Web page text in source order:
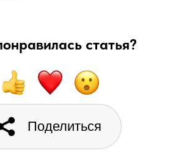
статья?
Поделиться